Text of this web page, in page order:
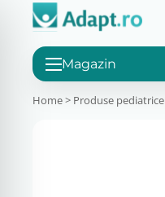
Magazin
Home> Produse pediatrice